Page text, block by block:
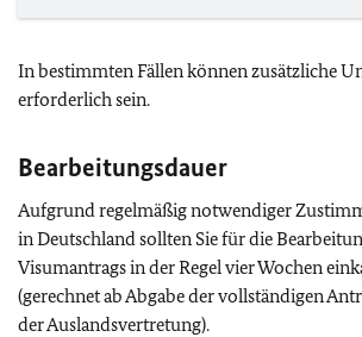
In bestimmten Fällen können zusätzliche
erforderlich sein.
Bearbeitungsdauer
Aufgrund regelmäßig notwendiger
in Deutschland sollten Sie für die
Visumantrags in der Regel vier Wochen
(gerechnet ab Abgabe der vollständigen
der Auslandsvertretung).